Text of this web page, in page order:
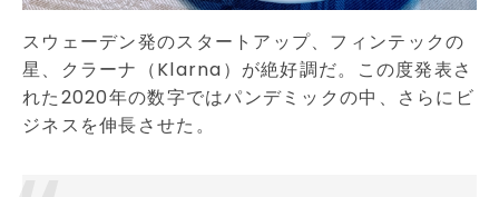
スウェーデン発のスタートアップ、フィンテックの
星、クラーナ（Klarna）が絶好調だ。この度発表さ
れた2020年の数字ではパンデミックの中、さらにビ
ジネスを伸長させた。